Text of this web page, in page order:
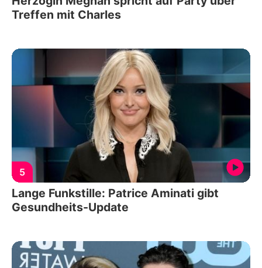
Treffen mit Charles
5
Lange Funkstille: Patrice Aminati gibt
Gesundheits-Update